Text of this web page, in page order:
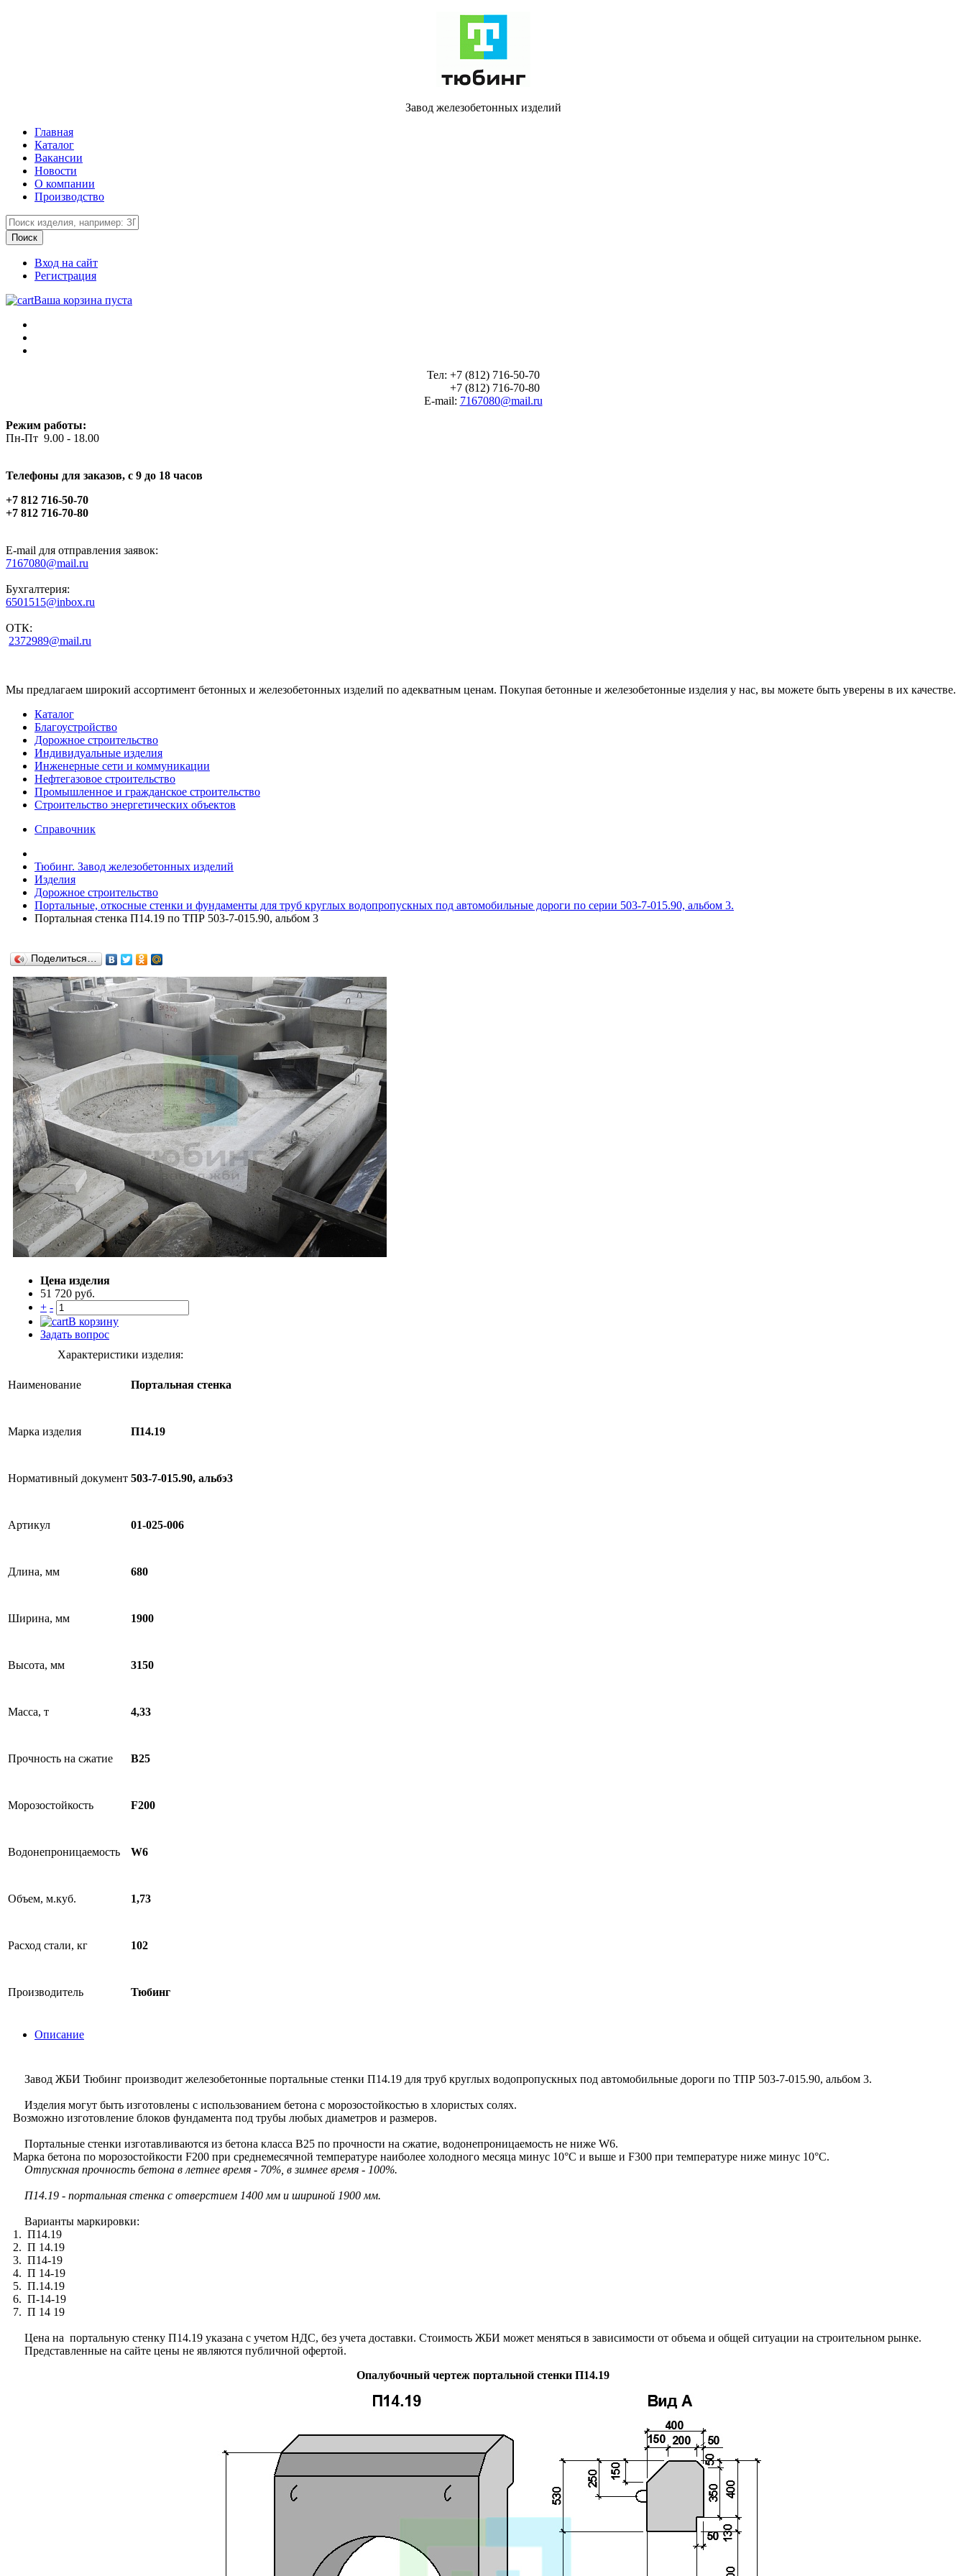
Завод железобетонных изделий
Главная
Каталог
Вакансии
Новости
О компании
Производство
Вход на сайт
Регистрация
Ваша корзина пуста
Тел: +7 (812) 716-50-70
+7 (812) 716-70-80
E-mail: 7167080@mail.ru
Режим работы:
Пн-Пт 9.00 - 18.00
Телефоны для заказов, c 9 до 18 часов
+7 812 716-50-70
+7 812 716-70-80
E-mail для отправления заявок:
7167080@mail.ru
Бухгалтерия:
6501515@inbox.ru
ОТК:
2372989@mail.ru
Мы предлагаем широкий ассортимент бетонных и железобетонных изделий по адекватным ценам. Покупая бетонные и железобетонные изделия у нас, вы можете быть уверены в их качестве.
Каталог
Благоустройство
Дорожное строительство
Индивидуальные изделия
Инженерные сети и коммуникации
Нефтегазовое строительство
Промышленное и гражданское строительство
Строительство энергетических объектов
Справочник
Тюбинг. Завод железобетонных изделий
Изделия
Дорожное строительство
Портальные, откосные стенки и фундаменты для труб круглых водопропускных под автомобильные дороги по серии 503-7-015.90, альбом 3.
Портальная стенка П14.19 по ТПР 503-7-015.90, альбом 3
Поделиться…
Цена изделия
51 720 руб.
+ -
В корзину
Задать вопрос
Характеристики изделия:
Наименование Портальная стенка
Марка изделия П14.19
Нормативный документ 503-7-015.90, альбэ3
Артикул 01-025-006
Длина, мм 680
Ширина, мм 1900
Высота, мм 3150
Масса, т 4,33
Прочность на сжатие B25
Морозостойкость F200
Водонепроницаемость W6
Объем, м.куб. 1,73
Расход стали, кг 102
Производитель Тюбинг
Описание
Завод ЖБИ Тюбинг производит железобетонные портальные стенки П14.19 для труб круглых водопропускных под автомобильные дороги по ТПР 503-7-015.90, альбом 3.
Изделия могут быть изготовлены с использованием бетона с морозостойкостью в хлористых солях.
Возможно изготовление блоков фундамента под трубы любых диаметров и размеров.
Портальные стенки изготавливаются из бетона класса В25 по прочности на сжатие, водонепроницаемость не ниже W6.
Марка бетона по морозостойкости F200 при среднемесячной температуре наиболее холодного месяца минус 10°С и выше и F300 при температуре ниже минус 10°С.
Отпускная прочность бетона в летнее время - 70%, в зимнее время - 100%.
П14.19 - портальная стенка с отверстием 1400 мм и шириной 1900 мм.
Варианты маркировки:
1. П14.19
2. П 14.19
3. П14-19
4. П 14-19
5. П.14.19
6. П-14-19
7. П 14 19
Цена на портальную стенку П14.19 указана с учетом НДС, без учета доставки. Стоимость ЖБИ может меняться в зависимости от объема и общей ситуации на строительном рынке.
Представленные на сайте цены не являются публичной офертой.
Опалубочный чертеж портальной стенки П14.19